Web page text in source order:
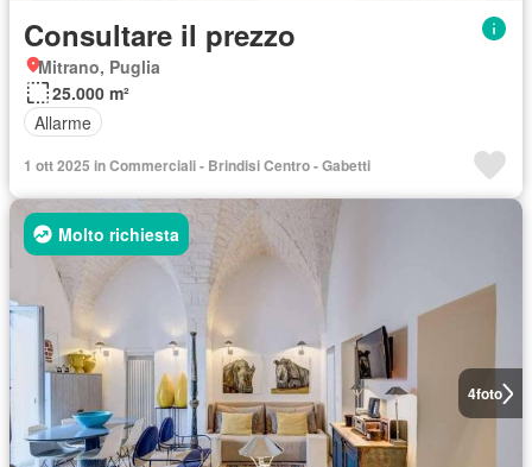
Consultare il prezzo
Mitrano, Puglia
25.000 m²
Allarme
1 ott 2025 in Commerciali - Brindisi Centro - Gabetti
4foto
Molto richiesta